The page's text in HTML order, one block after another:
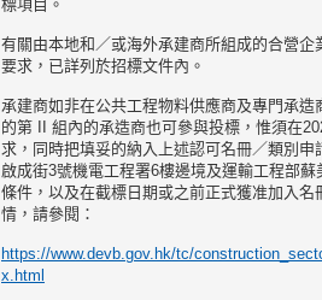
標項目。
有關由本地和／或海外承建商所組成的合營企
要求，已詳列於招標文件內。
承建商如非在公共工程物料供應商及專門承造
的第 II 組內的承造商也可參與投標，惟須在
求，同時把填妥的納入上述認可名冊／類別申
啟成街3號機電工程署6樓邊境及運輸工程部
條件，以及在截標日期或之前正式獲准加入名
情，請參閱：
https://www.devb.gov.hk/tc/
x.html